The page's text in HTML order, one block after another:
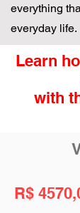
everything
everyday life.
Learn
with
R$